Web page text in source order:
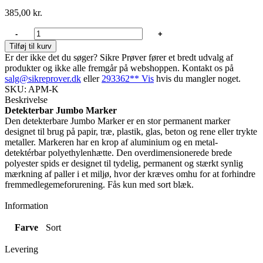
385,00 kr.
Detekterbar
Jumbo
Marker
antal
-
+
Tilføj til kurv
Er der ikke det du søger? Sikre Prøver fører et bredt udvalg af
produkter og ikke alle fremgår på webshoppen. Kontakt os på
salg@sikreprover.dk eller 293362** Vis hvis du mangler noget.
SKU: APM-K
Beskrivelse
Detekterbar Jumbo Marker
Den detekterbare Jumbo Marker er en stor permanent marker
designet til brug på papir, træ, plastik, glas, beton og rene eller trykte
metaller. Markeren har en krop af aluminium og en metal-
detektérbar polyethylenhætte. Den overdimensionerede brede
polyester spids er designet til tydelig, permanent og stærkt synlig
mærkning af paller i et miljø, hvor der kræves omhu for at forhindre
fremmedlegemeforurening. Fås kun med sort blæk.
Information
Farve Sort
Levering